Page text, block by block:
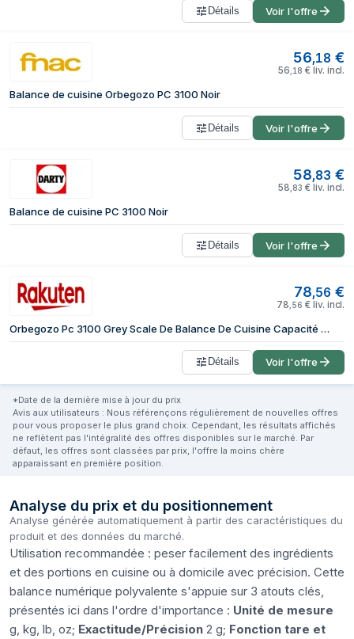
Détails Voir l'offre
56,18 €
56 18 € liv. incl.
Balance de cuisine Orbegozo PC 3100 Noir
Détails Voir l'offre
58,83 €
58 83 € liv. incl.
Balance de cuisine PC 3100 Noir
Détails Voir l'offre
78,56 €
78 56 € liv. incl.
Orbegozo Pc 3100 Grey Scale De Balance De Cuisine Capacité Maximale 40kg Échelle 2g Acier Inoxydable Affichage Lcd Et Arrêt Automatique
Détails Voir l'offre
*Date de la dernière mise à jour du prix
Avis aux utilisateurs : Nous référençons régulièrement de nouvelles offres
pour vous proposer le plus grand choix. Cependant, les résultats affichés
ne reflètent pas l'intégralité des offres disponibles sur le marché. Par
défaut, les offres sont classées par prix, l'offre la moins chère
apparaissant en première position.
Analyse du prix et du positionnement
Analyse générée automatiquement à partir des caractéristiques du
produit et des données du marché.
Utilisation recommandée : peser facilement des ingrédients
et des portions en cuisine ou à domicile avec précision. Cette
balance numérique polyvalente s'appuie sur 3 atouts clés,
présentés ici dans l'ordre d'importance : Unité de mesure
g, kg, lb, oz; Exactitude/Précision 2 g; Fonction tare et